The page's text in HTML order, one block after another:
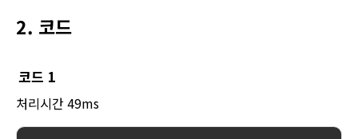
2. 코드
코드 1
처리시간 49ms